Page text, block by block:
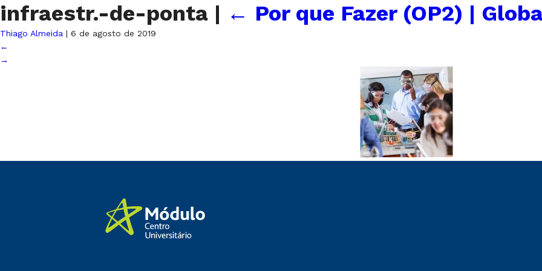
infraestr.-de-ponta | ← Por que Fazer (OP2) |
Thiago Almeida | 6 de agosto de 2019
←
→